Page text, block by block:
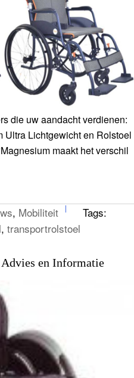
die uw aandacht verdienen:
Ultra Lichtgewicht en Rolstoel
maakt het verschil
, Mobiliteit
Tags:
, transportrolstoel
en Informatie